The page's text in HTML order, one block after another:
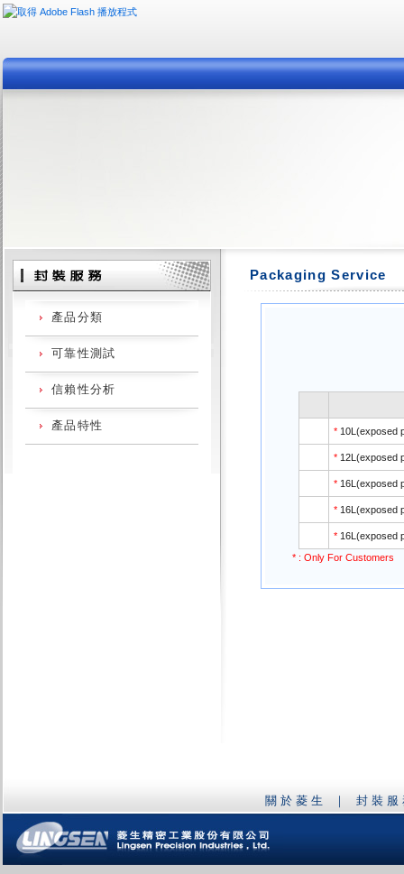
封裝服務
產品分類
可靠性測試
信賴性分析
產品特性
Packaging Service
* 10L(exposed
* 12L(exposed
* 16L(exposed
* 16L(exposed
* 16L(exposed
* : Only For Customers
關於菱生 ｜ 封裝